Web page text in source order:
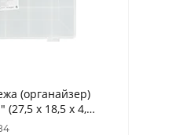
(органайзер)
х 18,5 х 4,2